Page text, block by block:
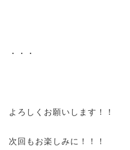
・・・
よろしくお願いします！！
次回もお楽しみに！！！